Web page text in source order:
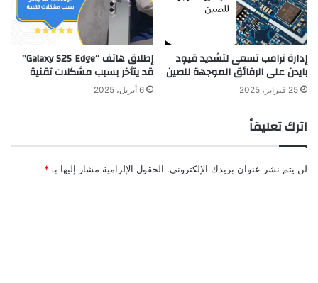
إدارة ترامب تسعى لتشديد قيود
بايدن على الرقائق الموجهة للصين
25 فبراير، 2025
إطلاق هاتف “Galaxy S25 Edge”
قد يتأخر بسبب مشكلات تقنية
6 أبريل، 2025
اترك تعليقاً
لن يتم نشر عنوان بريدك الإلكتروني. الحقول الإلزامية مشار إليها بـ *